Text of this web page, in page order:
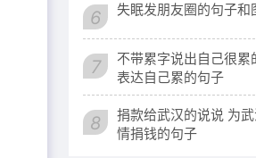
6 失眠发朋友圈的句子和
7
不带累字说出自己很累
表达自己累的句子
8
捐款给武汉的说说 为
情捐钱的句子